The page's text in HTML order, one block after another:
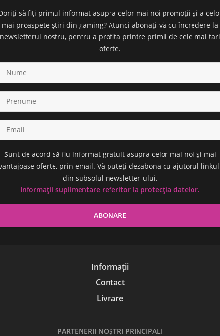
să fiți primul informat asupra celor mai noi promoții și a
mai proaspete știri din gaming? Atunci abonați-vă cu încredere la
newsletterul nostru, pentru a profita printre primii de cele mai tari
oferte.
Sunt de acord să fiu informat gratuit asupra celor mai noi și mai
oferte, prin email. Vă puteți dezabona cu ajutorul
din subsolul newsletter-ului.
Informații suplimentare referitor la protecția datelor.
Informații
Contact
Livrare
PARTENERII NOŞTRI PRINCIPALI